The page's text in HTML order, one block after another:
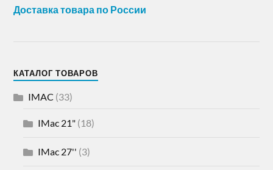
Доставка товара по России
КАТАЛОГ ТОВАРОВ
IMAC (33)
IMac 21" (18)
IMac 27'' (3)